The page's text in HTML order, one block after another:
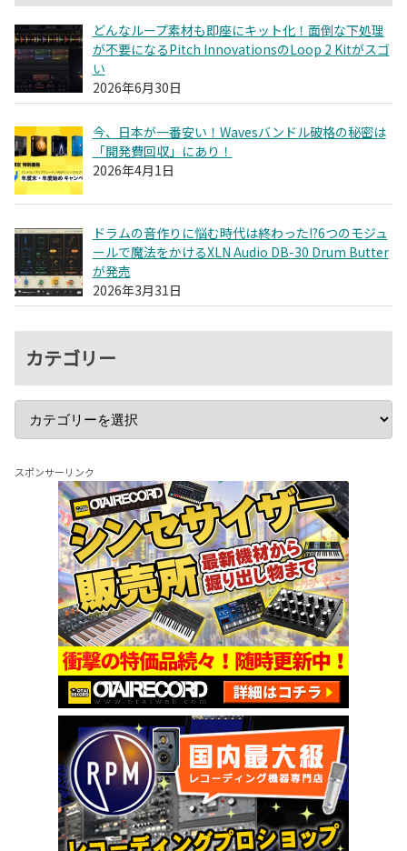
どんなループ素材も即座にキット化！面倒な下処理
が不要になるPitch InnovationsのLoop 2 Kitがスゴ
い
2026年6月30日
今、日本が一番安い！Wavesバンドル破格の秘密は
「開発費回収」にあり！
2026年4月1日
ドラムの音作りに悩む時代は終わった!?6つのモジュ
ールで魔法をかけるXLN Audio DB-30 Drum Butter
が発売
2026年3月31日
カテゴリー
スポンサーリンク